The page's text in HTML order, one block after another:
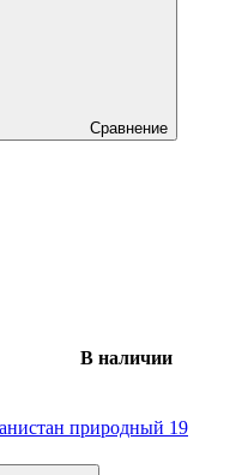
Сравнение
В наличии
природный 19